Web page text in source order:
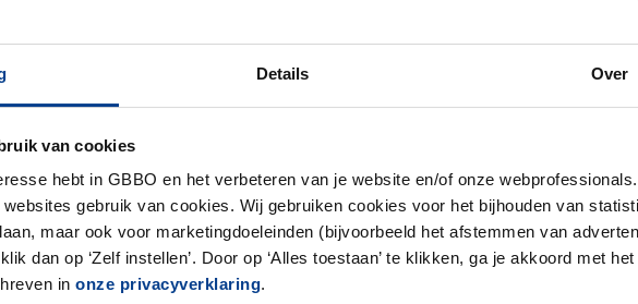
Details Over
van cookies
hebt in GBBO en het verbeteren van je website en/of onze
gebruik van cookies. Wij gebruiken cookies voor het bijhouden van
maar ook voor marketingdoeleinden (bijvoorbeeld het afstemmen van
dan op ‘Zelf instellen’. Door op ‘Alles toestaan’ te klikken, ga je akkoord met
in onze privacyverklaring.
we aan mooiere, gebruiksvriendelijkere
het leven van inwoners, ondernemers,
en leden namelijk een stuk prettiger.